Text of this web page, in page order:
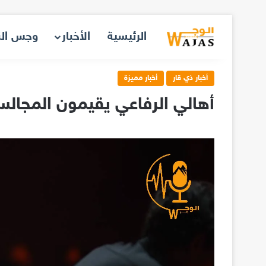
الرئيسية الأخبار وجس
أخبار ذي قار أخبار مميزة
أهالي الرفاعي يقيمون